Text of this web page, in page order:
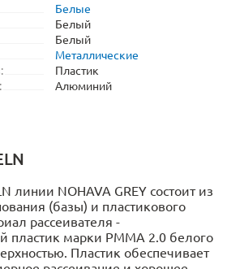
Белые
Белый
Белый
Металлические
Пластик
Алюминий
линии NOHAVA GREY состоит из
(базы) и пластикового
рассеивателя -
пластик марки PMMA 2.0 белого
Пластик обеспечивает